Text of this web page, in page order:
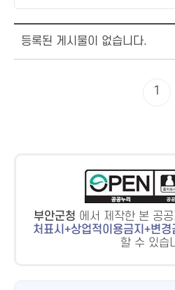
등록된 게시물이 없습니다.
1
부안군청 에서 제작한 본 공
처표시+상업적이용금지+변경
할 수 있습